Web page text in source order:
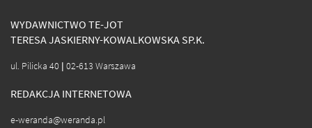
WYDAWNICTWO TE-JOT
TERESA JASKIERNY-KOWALKOWSKA SP.K.
ul. Pilicka 40 | 02-613 Warszawa
REDAKCJA INTERNETOWA
e-weranda@weranda.pl